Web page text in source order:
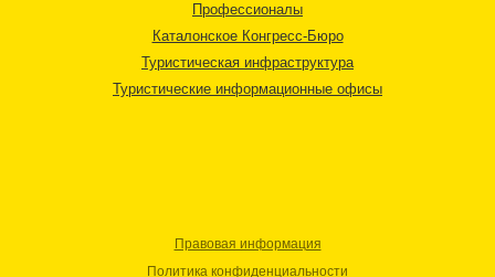
Профессионалы
Каталонское Конгресс-Бюро
Туристическая инфраструктура
Туристические информационные офисы
Правовая информация
Политика конфиденциальности